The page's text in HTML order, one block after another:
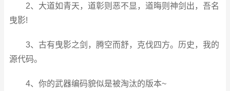
2、大道如青天，道彰则恶不显，道晦则神剑出，吾名
曳影!
3、古有曳影之剑，腾空而舒，克伐四方。历史，我的
源代码。
4、你的武器编码貌似是被淘汰的版本~